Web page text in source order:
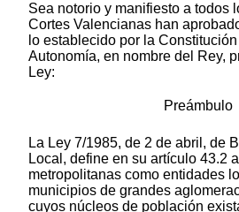
Sea notorio y manifiesto a todos
Cortes Valencianas han
lo establecido por la
Autonomía, en nombre del Rey,
Ley:
Preámbulo
La Ley 7/1985, de 2 de abril, de
Local, define en su artículo 43.2
metropolitanas como entidades
municipios de grandes
cuyos núcleos de población